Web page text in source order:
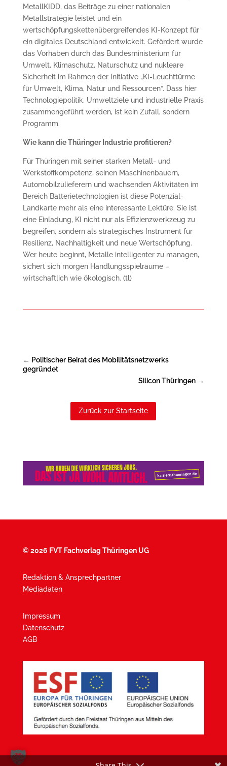
MetallKIDD, das Beiträge zu einer nationalen
Metallstrategie leistet und ein
wertschöpfungskettenübergreifendes KI-Konzept für
ein digitales Deutschland entwickelt. Gefördert wurde
das Vorhaben durch das Bundesministerium für
Umwelt, Klimaschutz, Naturschutz und nukleare
Sicherheit im Rahmen der Initiative „KI-Leuchttürme
für Umwelt, Klima, Natur und Ressourcen“. Dass hier
Technologiepolitik, Umweltziele und industrielle Praxis
zusammengeführt werden, ist kein Zufall, sondern
Programm.
Wie kann die Thüringer Industrie profitieren?
Für Thüringen mit seiner starken Metall- und
Werkstoffkompetenz, seinen Maschinenbauern,
Automobilzulieferern und wachsenden Aktivitäten im
Bereich Batterietechnologien ist diese Potenzial-
Landkarte mehr als eine interessante Lektüre. Sie ist
eine Einladung, KI nicht nur als Effizienzwerkzeug zu
begreifen, sondern als strategisches Instrument für
Resilienz, Nachhaltigkeit und neue Wertschöpfung.
Wer heute beginnt, Metalle intelligenter zu managen,
sichert sich morgen Handlungsspielräume –
wirtschaftlich wie ökologisch. (tl)
← Politischer Beirat des Mobilitätsnetzwerks
gegründet
Silicon Thüringen →
Zurück zur Startseite
©2026 FVT Fachverlag Thüringen UG
Redaktion & Ansprechpartner
Mediadaten
Impressum
Datenschutz
AGB